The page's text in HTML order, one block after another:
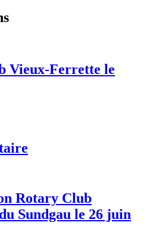
Vieux-Ferrette le
Rotary Club
Sundgau le 26 juin